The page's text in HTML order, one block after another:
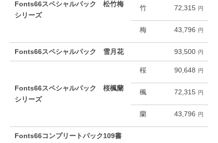
Fonts66スペシャルパック 松竹梅
シリーズ
竹 72,315
梅 43,796
Fonts66スペシャルパック 雪月花 93,500
Fonts66スペシャルパック 桜楓蘭
シリーズ
桜 90,648
楓 72,315
蘭 43,796
Fonts66コンプリートパック109書